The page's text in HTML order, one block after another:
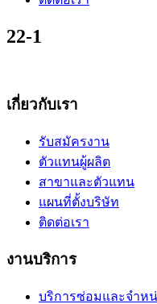
22-1
เกี่ยวกับเรา
รับสมัครงาน
ตัวแทนผู้ผลิต
สาขาและตัวแทน
แผนที่ตั้งบริษัท
ติดต่อเรา
งานบริการ
บริการซ่อมและจำห